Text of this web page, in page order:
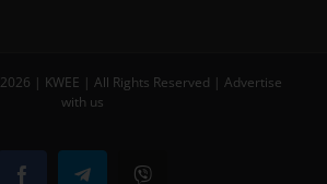
2026 | KWEE | All Rights Reserved | Advertise
with us